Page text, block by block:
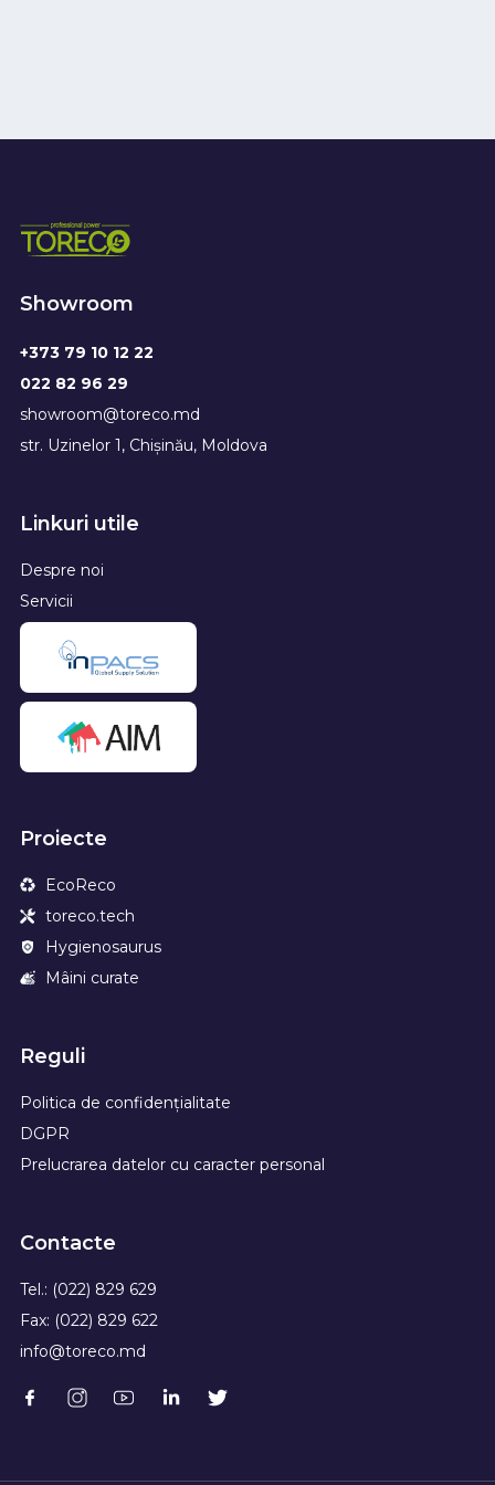
Showroom
+373 79 10 12 22
022 82 96 29
showroom@toreco.md
str. Uzinelor 1, Chișinău, Moldova
Linkuri utile
Despre noi
Servicii
Proiecte
EcoReco
toreco.tech
Hygienosaurus
Mâini curate
Reguli
Politica de confidențialitate
DGPR
Prelucrarea datelor cu caracter personal
Contacte
Tel.: (022) 829 629
Fax: (022) 829 622
info@toreco.md